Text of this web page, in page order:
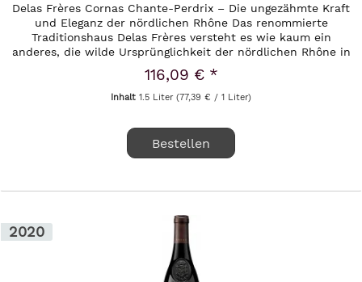
Delas Frères Cornas Chante-Perdrix – Die ungezähmte Kraft
und Eleganz der nördlichen Rhône Das renommierte
Traditionshaus Delas Frères versteht es wie kaum ein
anderes, die wilde Ursprünglichkeit der nördlichen Rhône in
flüssige Eleganz...
116,09 € *
Inhalt1.5 Liter(77,39 € / 1 Liter)
Bestellen
2020